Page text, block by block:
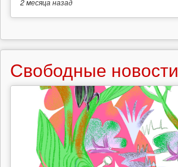
2 месяцаназад
Свободные новости